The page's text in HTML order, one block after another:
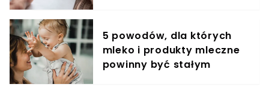
5 powodów, dla których
mleko i produkty mleczne
powinny być stałym